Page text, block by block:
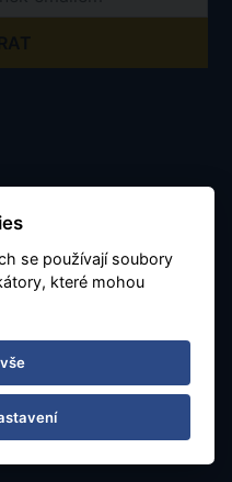
se používají soubory
které mohou